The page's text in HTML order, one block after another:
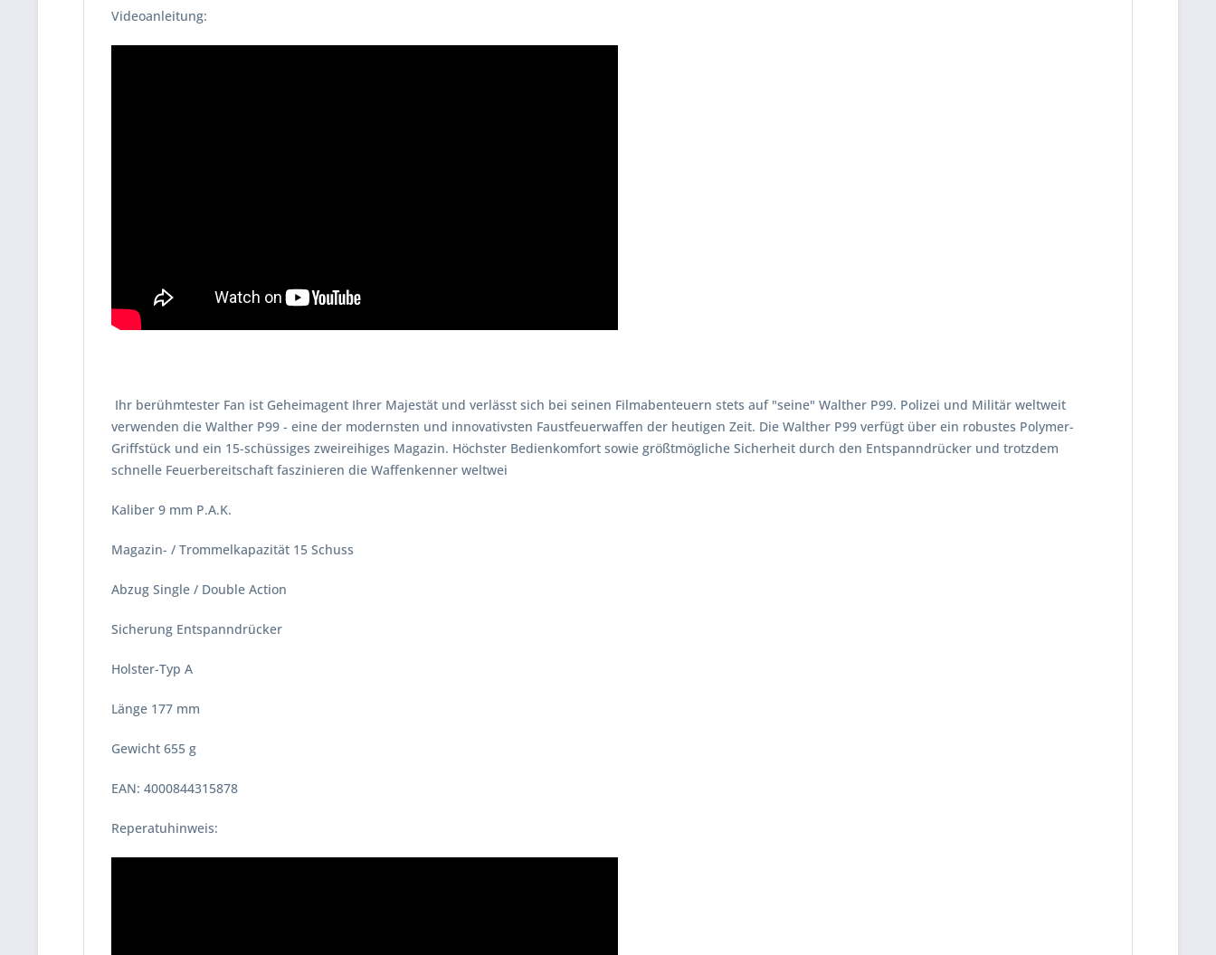
Videoanleitung:
Ihr berühmtester Fan ist Geheimagent Ihrer Majestät und verlässt sich bei seinen Filmabenteuern stets auf "seine" Walther P99. Polizei und Militär weltweit
verwenden die Walther P99 - eine der modernsten und innovativsten Faustfeuerwaffen der heutigen Zeit. Die Walther P99 verfügt über ein robustes Polymer-
Griffstück und ein 15-schüssiges zweireihiges Magazin. Höchster Bedienkomfort sowie größtmögliche Sicherheit durch den Entspanndrücker und trotzdem
schnelle Feuerbereitschaft faszinieren die Waffenkenner weltwei
Kaliber 9 mm P.A.K.
Magazin- / Trommelkapazität 15 Schuss
Abzug Single / Double Action
Sicherung Entspanndrücker
Holster-Typ A
Länge 177 mm
Gewicht 655 g
EAN: 4000844315878
Reperatuhinweis: